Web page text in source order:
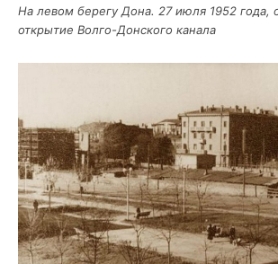
На левом бере­гу Дона. 27 июля 1952 года,
откры­тие Вол­го-Дон­ско­го канала